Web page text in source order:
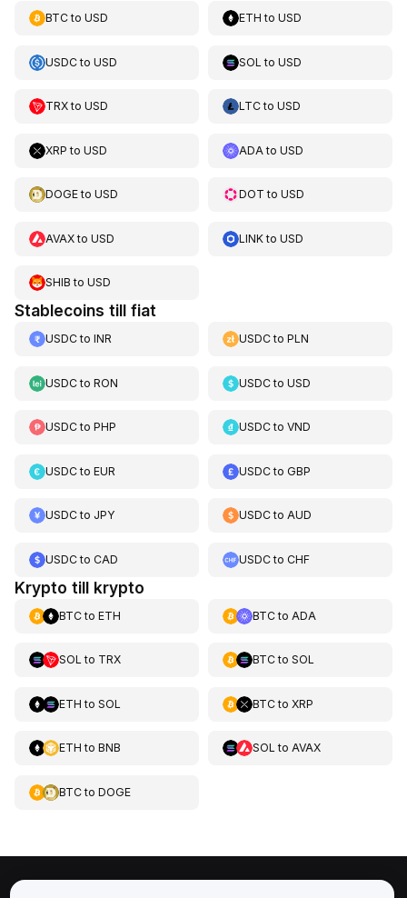
BTCto USD ETH toUSD
USDCto USD SOL toUSD
TRXto USD LTCtoUSD
XRP to USD ADA toUSD
DOGEto USD DOT toUSD
AVAXto USD LINKtoUSD
SHIB to USD
Stablecoins till fiat
USDCto INR USDCtoPLN
USDCto RON USDCtoUSD
USDCto PHP USDCtoVND
USDCto EUR USDCtoGBP
USDCto JPY USDCtoAUD
USDCto CAD USDCtoCHF
Krypto till krypto
BTCto ETH BTCto ADA
SOL to TRX BTCto SOL
ETH to SOL BTCto XRP
ETH to BNB SOL to AVAX
BTCto DOGE